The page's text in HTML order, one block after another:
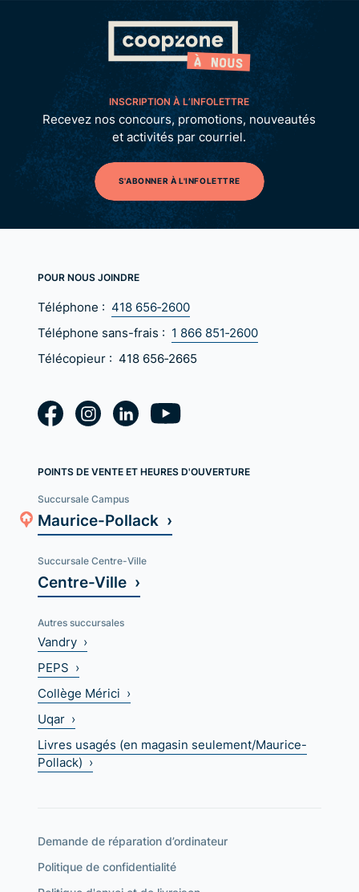
INSCRIPTION À L’INFOLETTRE
Recevez nos concours, promotions, nouveautés
et activités par courriel.
S'ABONNER À L'INFOLETTRE
POUR NOUS JOINDRE
Téléphone : 418 656‑2600
Téléphone sans-frais : 1 866 851‑2600
Télécopieur : 418 656‑2665
POINTS DE VENTE ET HEURES D'OUVERTURE
Succursale Campus
Maurice-Pollack ›
Succursale Centre-Ville
Centre-Ville ›
Autres succursales
Vandry ›
PEPS ›
Collège Mérici ›
Uqar ›
Livres usagés (en magasin seulement/Maurice-
Pollack) ›
Demande de réparation d’ordinateur
Politique de confidentialité